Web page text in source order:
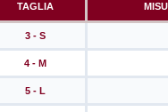
TAGLIA
3 - S
4 - M
5 - L